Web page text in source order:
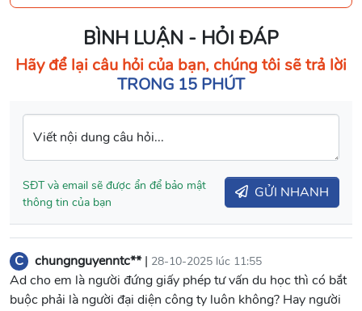
BÌNH LUẬN - HỎI ĐÁP
Hãy để lại câu hỏi của bạn, chúng tôi sẽ trả lời
TRONG 15 PHÚT
Viết nội dung câu hỏi...
SĐT và email sẽ được ẩn để bảo mật
thông tin của bạn
GỬI NHANH
C chungnguyenntc**| 28-10-2025 lúc 11:55
Ad cho em là người đứng giấy phép tư vấn du học thì có bắt
buộc phải là người đại diện công ty luôn không? Hay người